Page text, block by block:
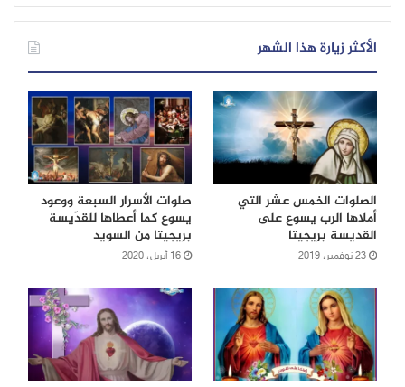
الأكثر زيارة هذا الشهر
الصلوات الخمس عشر التي
أملاها الرب يسوع على
القديسة بريجيتا
23 نوفمبر، 2019
صلوات الأسرار السبعة ووعود
يسوع كما أعطاها للقدّيسة
بريجيتا من السويد
16 أبريل، 2020